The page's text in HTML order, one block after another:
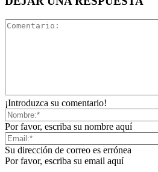
¡Introduzca su comentario!
Por favor, escriba su nombre aquí
Su dirección de correo es errónea
Por favor, escriba su email aquí